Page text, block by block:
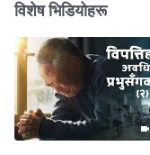
विशेष भिडियोहरू